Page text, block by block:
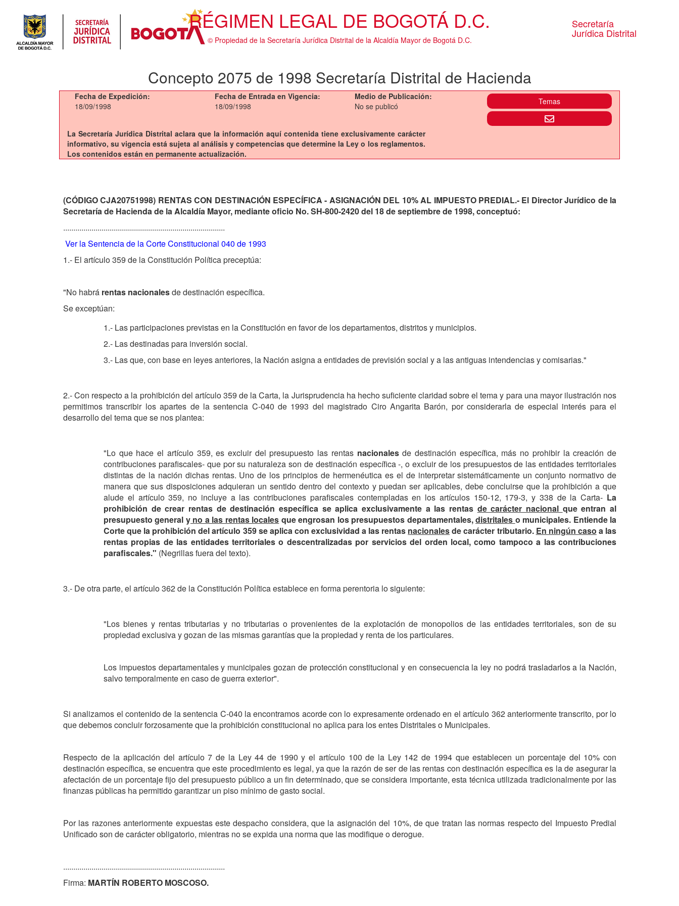
RÉGIMEN LEGAL DE BOGOTÁ D.C.
© Propiedad de la Secretaría Jurídica Distrital de la Alcaldía Mayor de Bogotá D.C.
Secretaría
Jurídica Distrital
Concepto 2075 de 1998 Secretaría Distrital de Hacienda
Fecha de Expedición:
18/09/1998
Fecha de Entrada en Vigencia:
18/09/1998
Medio de Publicación:
No se publicó
Temas
La Secretaría Jurídica Distrital aclara que la información aquí contenida tiene exclusivamente carácter
informativo, su vigencia está sujeta al análisis y competencias que determine la Ley o los reglamentos.
Los contenidos están en permanente actualización.
(CÓDIGO CJA20751998) RENTAS CON DESTINACIÓN ESPECÍFICA - ASIGNACIÓN DEL 10% AL IMPUESTO PREDIAL.- El Director Jurídico de la
Secretaría de Hacienda de la Alcaldía Mayor, mediante oficio No. SH-800-2420 del 18 de septiembre de 1998, conceptuó:
................................................................................
Ver la Sentencia de la Corte Constitucional 040 de 1993
1.- El artículo 359 de la Constitución Política preceptúa:
"No habrá rentas nacionalesde destinación específica.
Se exceptúan:
1.- Las participaciones previstas en la Constitución en favor de los departamentos, distritos y municipios.
2.- Las destinadas para inversión social.
3.- Las que, con base en leyes anteriores, la Nación asigna a entidades de previsión social y a las antiguas intendencias y comisarias."
2.- Con respecto a la prohibición del artículo 359 de la Carta, la Jurisprudencia ha hecho suficiente claridad sobre el tema y para una mayor ilustración nos
permitimos transcribir los apartes de la sentencia C-040 de 1993 del magistrado Ciro Angarita Barón, por considerarla de especial interés para el
desarrollo del tema que se nos plantea:
"Lo que hace el artículo 359, es excluir del presupuesto las rentas nacionalesde destinación específica, más no prohibir la creación de
contribuciones parafiscales- que por su naturaleza son de destinación específica -, o excluir de los presupuestos de las entidades territoriales
distintas de la nación dichas rentas. Uno de los principios de hermenéutica es el de interpretar sistemáticamente un conjunto normativo de
manera que sus disposiciones adquieran un sentido dentro del contexto y puedan ser aplicables, debe concluirse que la prohibición a que
alude el artículo 359, no incluye a las contribuciones parafiscales contempladas en los artículos 150-12, 179-3, y 338 de la Carta- La
prohibición de crear rentas de destinación específica se aplica exclusivamente a las rentas de carácter nacional que entran al
presupuesto general yno a las rentas locales que engrosan los presupuestos departamentales,distritales o municipales. Entiende la
Corte que la prohibición del artículo 359 se aplica con exclusividad a las rentas nacionalesde carácter tributario. En ningún caso a las
rentas propias de las entidades territoriales o descentralizadas por servicios del orden local, como tampoco a las contribuciones
parafiscales." (Negrillas fuera del texto).
3.- De otra parte, el artículo 362 de la Constitución Política establece en forma perentoria lo siguiente:
"Los bienes y rentas tributarias y no tributarias o provenientes de la explotación de monopolios de las entidades territoriales, son de su
propiedad exclusiva y gozan de las mismas garantías que la propiedad y renta de los particulares.
Los impuestos departamentales y municipales gozan de protección constitucional y en consecuencia la ley no podrá trasladarlos a la Nación,
salvo temporalmente en caso de guerra exterior".
Si analizamos el contenido de la sentencia C-040 la encontramos acorde con lo expresamente ordenado en el artículo 362 anteriormente transcrito, por lo
que debemos concluir forzosamente que la prohibición constitucional no aplica para los entes Distritales o Municipales.
Respecto de la aplicación del artículo 7 de la Ley 44 de 1990 y el artículo 100 de la Ley 142 de 1994 que establecen un porcentaje del 10% con
destinación específica, se encuentra que este procedimiento es legal, ya que la razón de ser de las rentas con destinación específica es la de asegurar la
afectación de un porcentaje fijo del presupuesto público a un fin determinado, que se considera importante, esta técnica utilizada tradicionalmente por las
finanzas públicas ha permitido garantizar un piso mínimo de gasto social.
Por las razones anteriormente expuestas este despacho considera, que la asignación del 10%, de que tratan las normas respecto del Impuesto Predial
Unificado son de carácter obligatorio, mientras no se expida una norma que las modifique o derogue.
................................................................................
Firma: MARTÍN ROBERTO MOSCOSO.